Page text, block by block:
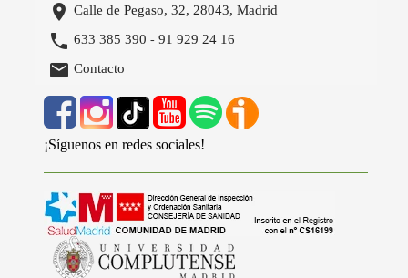
 Calle de Pegaso, 32, 28043, Madrid
 633 385 390 -91 929 24 16
 Contacto
¡Síguenos en redes sociales!